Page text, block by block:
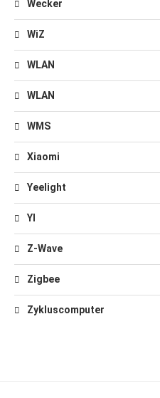
Wecker
WiZ
WLAN
WLAN
WMS
Xiaomi
Yeelight
YI
Z-Wave
Zigbee
Zykluscomputer